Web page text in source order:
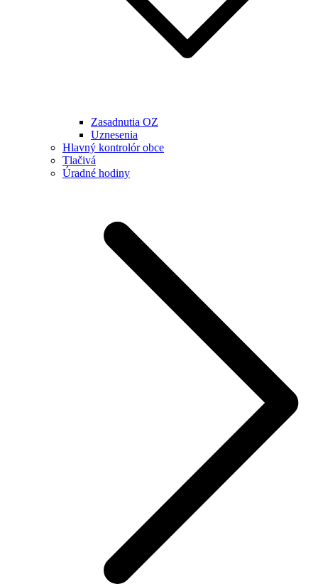
Zasadnutia OZ
Uznesenia
Hlavný kontrolór obce
Tlačivá
Úradné hodiny